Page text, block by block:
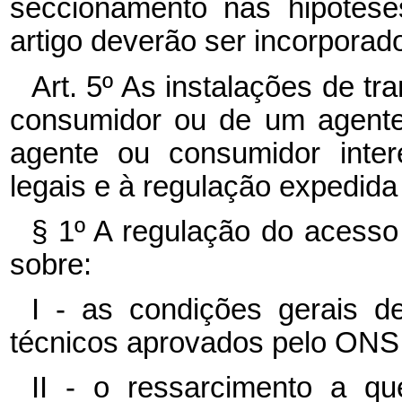
seccionamento nas
artigo deverão ser
Art. 5º As instalações de
consumidor ou de um
agente ou consumidor
legais e à regulação
§ 1º A regulação do
sobre:
I - as condições gerais
técnicos aprovados pelo
II - o ressarcimento a